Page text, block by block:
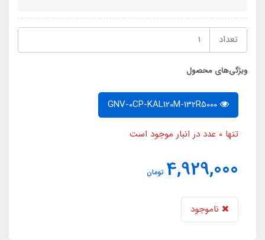
تعداد
ویژگی‌های محصول
تنها 0 عدد در انبار موجود است
4,929,000 تومان
ناموجود